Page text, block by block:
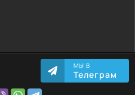
МЫ В
Телеграм